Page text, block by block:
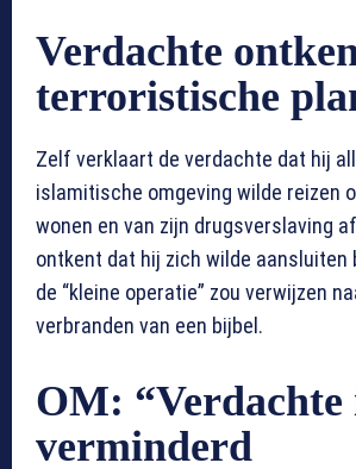
Verdachte
terroristische
Zelf verklaart de verdachte dat hij
islamitische omgeving wilde reizen
wonen en van zijn drugsverslaving
ontkent dat hij zich wilde aansluiten
de “kleine operatie” zou verwijzen
verbranden van een bijbel.
OM: “Verdachte
verminderd